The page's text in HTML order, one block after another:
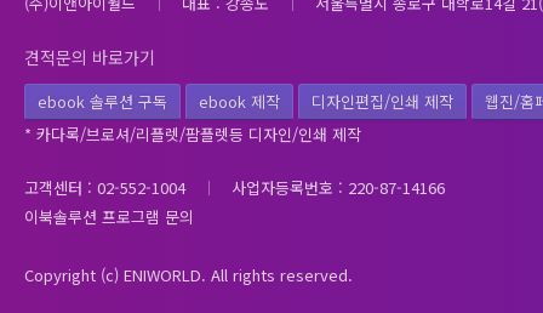
견적문의 바로가기
ebook 솔루션 구독 ebook 제작 디자인편집/인쇄 제작
웹진/홈
* 카다록/브로셔/리플렛/팜플렛등 디자인/인쇄 제작
고객센터 : 02-552-1004
사업자등록번호 : 220-87-14166
이북솔루션 프로그램 문의
Copyright (c) ENIWORLD. All rights reserved.